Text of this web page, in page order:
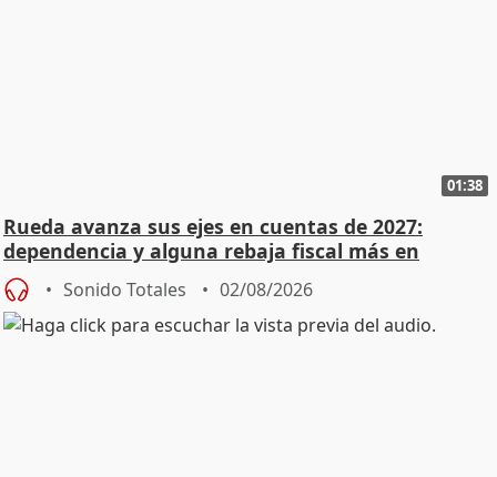
01:38
Rueda avanza sus ejes en cuentas de 2027:
dependencia y alguna rebaja fiscal más en
vivienda
Sonido Totales 02/08/2026